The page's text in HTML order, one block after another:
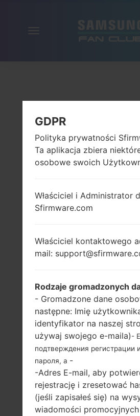
GDPR
Polityka prywatności
Ta aplikacja zbiera
osobowe swoich
Właściciel i Administrator
Sfirmware.com
Właściciel kontaktowego
mail:
Rodzaje gromadzonych
- Gromadzone dane
następne: Imię
identyfikator na naszej
używaj swojego e-maila)-
подтверждения регистрации
пароля, а -
-Adres E-mail, aby
rejestrację i zresetować
(jeśli zapisałeś się) na
wiadomości promocyjnych